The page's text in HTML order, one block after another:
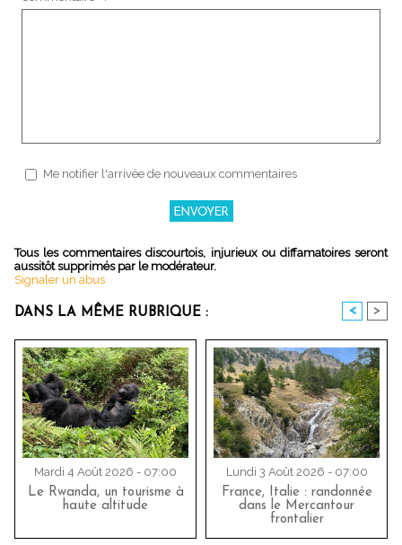
Me notifier l'arrivée de nouveaux commentaires
Tous les commentaires discourtois, injurieux ou diffamatoires seront
aussitôt supprimés par le modérateur.
Signaler un abus
DANS LA MÊME RUBRIQUE : < >
Mardi 4 Août 2026 - 07:00
Le Rwanda, un tourisme à
haute altitude
Lundi 3 Août 2026 - 07:00
France, Italie : randonnée
dans le Mercantour
frontalier